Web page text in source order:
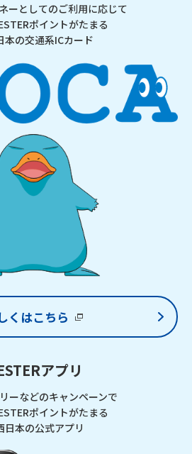
ーとしてのご利用に応じて
ポイントがたまる
本の交通系ICカード
くはこちら
アプリ
ーなどのキャンペーンで
ポイントがたまる
日本の公式アプリ